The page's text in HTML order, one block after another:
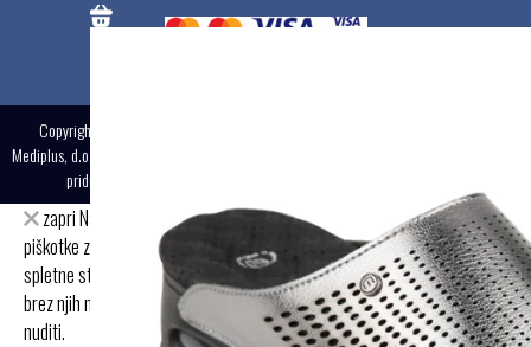
Copyright © 2025
Mediplus, d.o.o., Vse pravice
pridržane.
zapriNa spletnih straneh Mediplus.si uporabljamo
piškotke z namenom zagotavljanja
spletne storitve, oglasnih sistemov in funkcionalnosti, ki jih
brez njih ne bi mogli
nuditi.